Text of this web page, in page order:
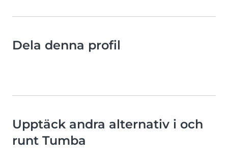
Dela denna profil
Upptäck andra alternativ i och
runt Tumba